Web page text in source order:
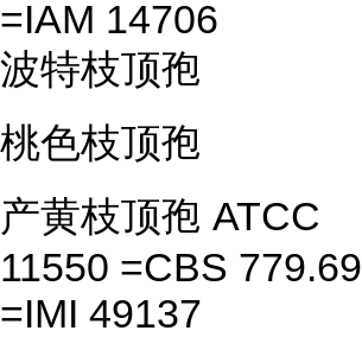
=IAM 14706
波特枝顶孢
桃色枝顶孢
产黄枝顶孢 ATCC
11550 =CBS 779.69
=IMI 49137